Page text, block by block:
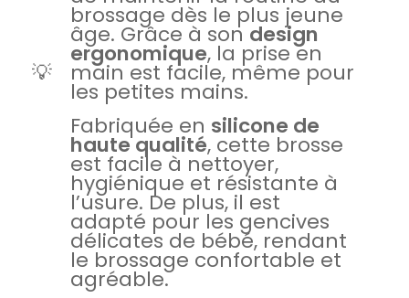
💡
brossage dès le plus jeune
âge. Grâce à son design
ergonomique, la prise en
main est facile, même pour
les petites mains.
Fabriquée en silicone de
haute qualité, cette brosse
est facile à nettoyer,
hygiénique et résistante à
l’usure. De plus, il est
adapté pour les gencives
délicates de bébé, rendant
le brossage confortable et
agréable.